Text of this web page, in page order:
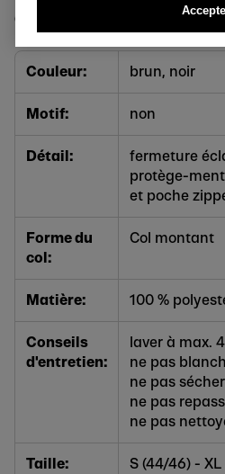
Caractéristiques du produit
Couleur: brun, noir
Motif: non
Détail:
fermeture
protège-
et poche
Forme du
col:
Col montant
Matière: 100 %
Conseils
d'entretien:
laver à max.
ne pas
ne pas
ne pas
ne pas
Taille: S (44/46) -